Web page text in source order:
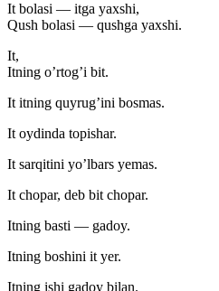
It bolasi — itga yaxshi,
Qush bolasi — qushga yaxshi.
It,
Itning o’rtog’i bit.
It itning quyrug’ini bosmas.
It oydinda topishar.
It sarqitini yo’lbars yemas.
It chopar, deb bit chopar.
Itning basti — gadoy.
Itning boshini it yer.
Itning ishi gadoy bilan.